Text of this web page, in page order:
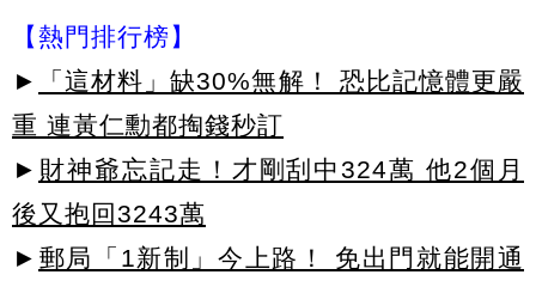
【熱門排行榜】
►
「這材料」缺30%無解！ 恐比記憶體更嚴
重 連黃仁勳都掏錢秒訂
► 財神爺忘記走！才剛刮中324萬 他2個月
後又抱回3243萬
► 郵局「1新制」今上路！ 免出門就能開通